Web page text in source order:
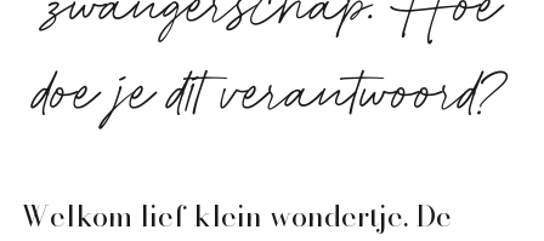
doe je dit verantwoord?
Welkom lief klein wondertje. De